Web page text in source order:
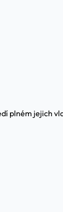
plném jejich